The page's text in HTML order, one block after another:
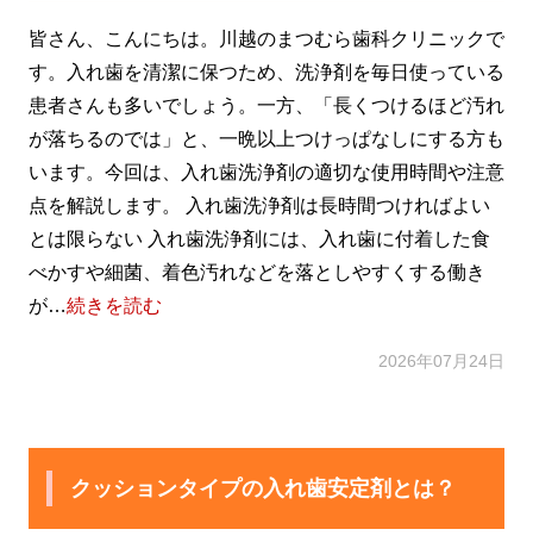
皆さん、こんにちは。川越のまつむら歯科クリニックで
す。入れ歯を清潔に保つため、洗浄剤を毎日使っている
患者さんも多いでしょう。一方、「長くつけるほど汚れ
が落ちるのでは」と、一晩以上つけっぱなしにする方も
います。今回は、入れ歯洗浄剤の適切な使用時間や注意
点を解説します。 入れ歯洗浄剤は長時間つければよい
とは限らない 入れ歯洗浄剤には、入れ歯に付着した食
べかすや細菌、着色汚れなどを落としやすくする働き
が…続きを読む
2026年07月24日
クッションタイプの入れ歯安定剤とは？